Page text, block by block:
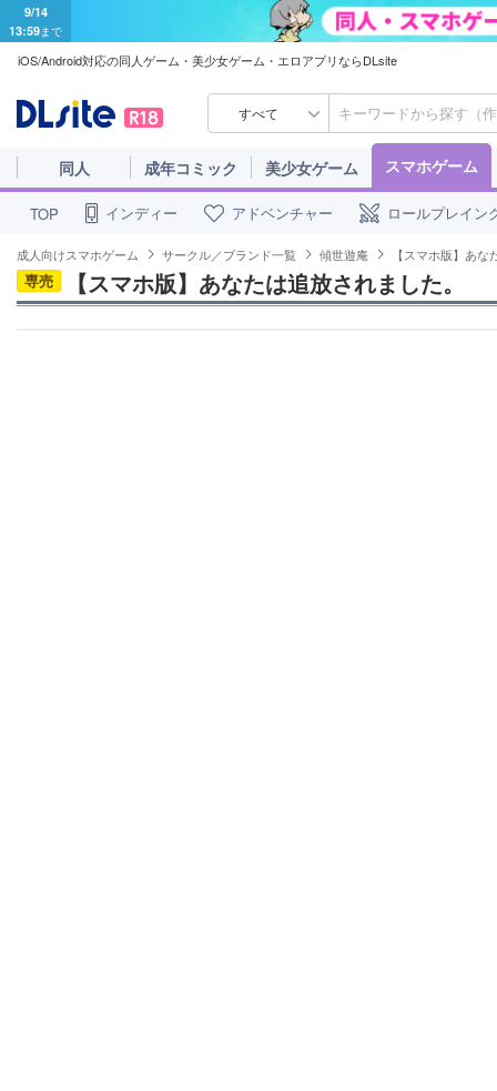
9/14
13:59まで
iOS/Android対応の同人ゲーム・美少女ゲーム・エロアプリならDLsite
すべて
同人 成年コミック 美少女ゲーム スマホゲーム
TOP インディー アドベンチャー ロールプレイン
成人向けスマホゲーム サークル／ブランド一覧 傾世遊庵 【スマホ版】あ
専売 【スマホ版】あなたは追放されました。